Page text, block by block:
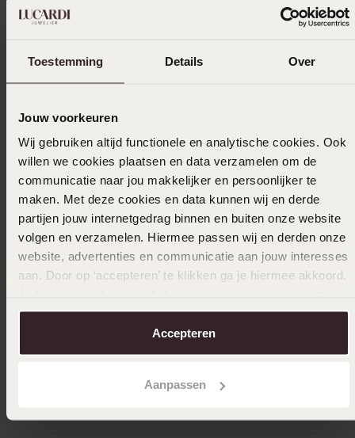
Toestemming Details Over
Jouw voorkeuren
Wij gebruiken altijd functionele en analytische cookies. Ook
willen we cookies plaatsen en data verzamelen om de
communicatie naar jou makkelijker en persoonlijker te
maken. Met deze cookies en data kunnen wij en derde
partijen jouw internetgedrag binnen en buiten onze website
volgen en verzamelen. Hiermee passen wij en derden onze
website, advertenties en communicatie aan jouw interesses
aan. Door op ‘accepteren’ te klikken ga je hiermee akkoord.
over in onscookiebeleid.
Accepteren
Aanpassen
4 50.0%
Trusted shops
Filter
17-12-2023 - Eijk
Mooi